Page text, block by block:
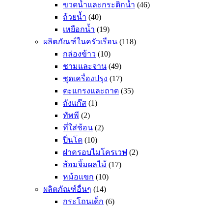
ขวดน้ำและกระติกน้ำ (46)
ถ้วยน้ำ (40)
เหยือกน้ำ (19)
ผลิตภัณฑ์ในครัวเรือน (118)
กล่องข้าว (10)
ชามและจาน (49)
ชุดเครื่องปรุง (17)
ตะแกรงและถาด (35)
ถังแก๊ส (1)
ทัพพี (2)
ที่ใส่ช้อน (2)
ปิ่นโต (10)
ฝาครอบไมโครเวฟ (2)
ส้อมจิ้มผลไม้ (17)
หม้อแขก (10)
ผลิตภัณฑ์อื่นๆ (14)
กระโถนเด็ก (6)